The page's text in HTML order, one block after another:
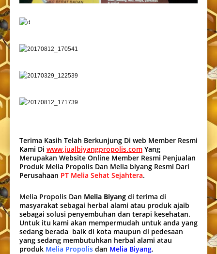
Terima Kasih Telah Berkunjung Di web Member Resmi
Kami Di www.jualbiyangpropolis.com Yang
Merupakan Website Online Member Resmi Penjualan
Produk Melia Propolis Dan Melia biyang Resmi Dari
Perusahaan PT Melia Sehat Sejahtera.
Melia Propolis Dan Melia Biyang di terima di
masyarakat sebagai herbal alami atau produk ajaib
sebagai solusi penyembuhan dan terapi kesehatan.
Untuk itu kami akan mempermudah untuk anda yang
sedang berada baik di kota maupun di pedesaan
yang sedang membutuhkan herbal alami atau
produk Melia Propolis dan Melia Biyang.